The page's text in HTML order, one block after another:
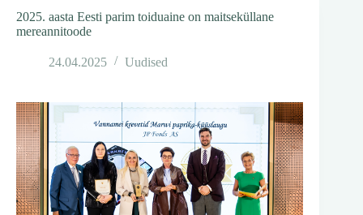
2025. aasta Eesti parim toiduaine on maitseküllane
mereannitoode
24.04.2025 Uudised